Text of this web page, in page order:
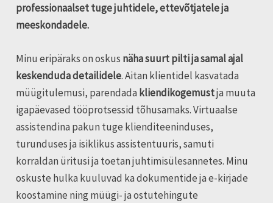
professionaalset tuge juhtidele, ettevõtjatele ja
meeskondadele.
Minu eripäraks on oskus näha suurt pilti ja samal ajal
keskenduda detailidele. Aitan klientidel kasvatada
müügitulemusi, parendada kliendikogemustja muuta
igapäevased tööprotsessid tõhusamaks. Virtuaalse
assistendina pakun tuge klienditeeninduses,
turunduses ja isiklikus assistentuuris, samuti
korraldan üritusi ja toetan juhtimisülesannetes. Minu
oskuste hulka kuuluvad ka dokumentide ja e-kirjade
koostamine ning müügi- ja ostutehingute